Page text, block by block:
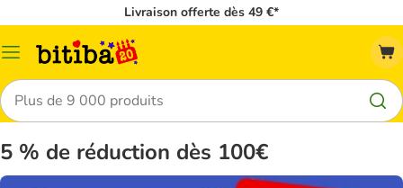
Livraison offerte dès 49 €*
Menu
Rechercher
5 % de réduction dès 100€